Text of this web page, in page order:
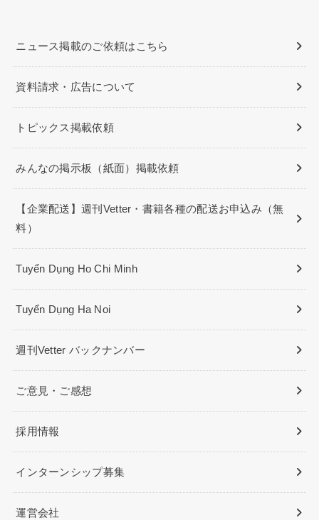
ニュース掲載のご依頼はこちら
資料請求・広告について
トピックス掲載依頼
みんなの掲示板（紙面）掲載依頼
【企業配送】週刊Vetter・書籍各種の配送お申込み（無
料）
Tuyển Dụng Ho Chi Minh
Tuyển Dụng Ha Noi
週刊Vetter バックナンバー
ご意見・ご感想
採用情報
インターンシップ募集
運営会社